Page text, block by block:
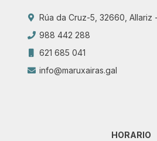
Rúa da Cruz-5, 32660, Allariz
988 442 288
621 685 041
info@maruxairas.gal
HORARIO